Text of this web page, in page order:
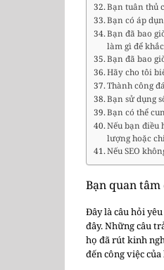
Bạn tuân thủ
Bạn có áp
Bạn đã bao
làm gì để
Bạn đã bao
Hãy cho tôi
Thành công
Bạn sử dụng
Bạn có thể
Nếu bạn điều
lượng hoặc
Nếu SEO
Bạn quan
Đây là câu hỏi
đây. Những câu
họ đã rút kinh
đến công việc